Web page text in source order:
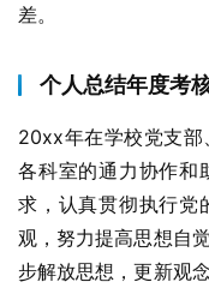
差。
个人总结年度考
20xx年在学校党支部
各科室的通力协作和
求，认真贯彻执行党
观，努力提高思想自
步解放思想，更新观